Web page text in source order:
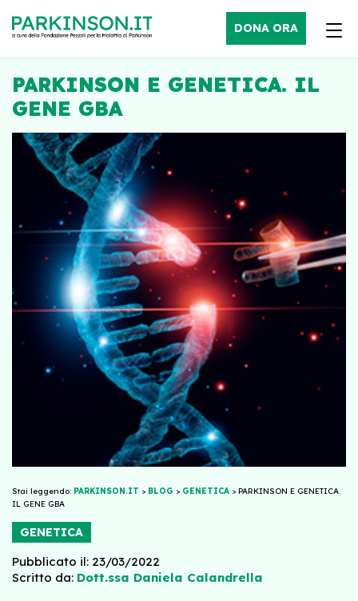
DONA ORA
PARKINSON E GENETICA. IL
GENE GBA
Stai leggendo: PARKINSON.IT > BLOG > GENETICA > PARKINSON E GENETICA.
IL GENE GBA
GENETICA
Pubblicato il: 23/03/2022
Scritto da: Dott.ssa Daniela Calandrella